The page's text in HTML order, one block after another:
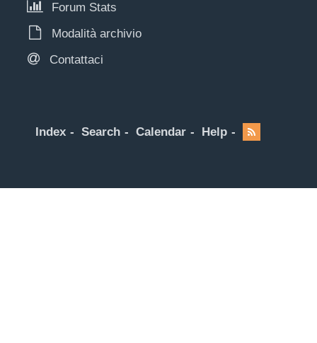
Forum Stats
Modalità archivio
Contattaci
Index Search Calendar Help